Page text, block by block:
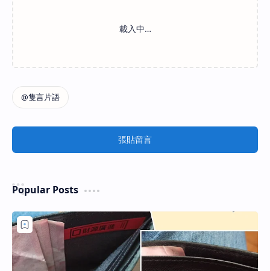
張貼留言
Popular Posts